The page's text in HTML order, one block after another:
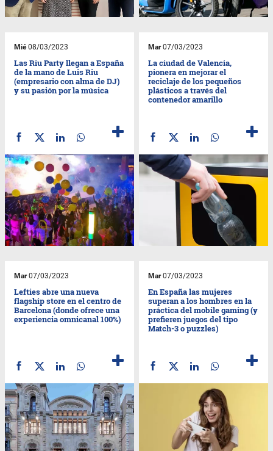
Mié08/03/2023
Las Riu Party llegan a España
de la mano de Luis Riu
(empresario con alma de DJ)
y su pasión por la música
Mar07/03/2023
La ciudad de Valencia,
pionera en mejorar el
reciclaje de los pequeños
plásticos a través del
contenedor amarillo
Mar07/03/2023
Lefties abre una nueva
flagship store en el centro de
Barcelona (donde ofrece una
experiencia omnicanal 100%)
Mar07/03/2023
En España las mujeres
superan a los hombres en la
práctica del mobile gaming (y
prefieren juegos del tipo
Match-3 o puzzles)